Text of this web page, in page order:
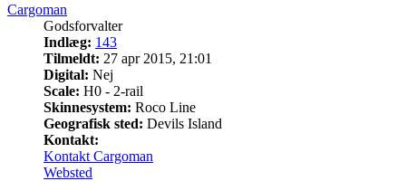
Cargoman
Godsforvalter
Indlæg: 143
Tilmeldt: 27 apr 2015, 21:01
Digital: Nej
Scale: H0 - 2-rail
Skinnesystem: Roco Line
Geografisk sted: Devils Island
Kontakt:
Kontakt Cargoman
Websted